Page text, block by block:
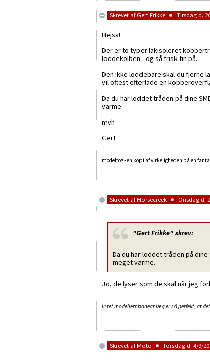
Skrevet af Gert Frikke Tirsdag d.
Hejsa!
Der er to typer lakisoleret
loddekolben - og så frisk tin på.
Den ikke loddebare skal du fjerne
vil oftest efterlade en
Da du har loddet tråden på dine
varme.
mvh
Gert
modeltog - en kopi af virkeligheden på en
Skrevet afHorsecreek Onsdag d.
"Gert Frikke"skrev:
Da du har loddet tråden på
meget varme.
Jo, de lyser som de skal når jeg
Intet modeljernbaneanlæg er så perfekt, at
Skrevet afMoto Torsdag d. 4/9/